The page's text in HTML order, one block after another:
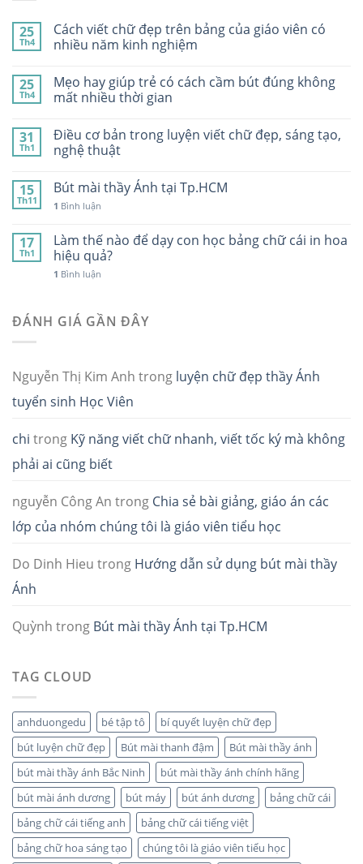
25
Th4
Cách viết chữ đẹp trên bảng của giáo viên có
nhiều năm kinh nghiệm
25
Th4
Mẹo hay giúp trẻ có cách cầm bút đúng không
mất nhiều thời gian
31
Th1
Điều cơ bản trong luyện viết chữ đẹp, sáng tạo,
nghệ thuật
15
Th11
Bút mài thầy Ánh tại Tp.HCM
1 Bình luận
17
Th1
Làm thế nào để dạy con học bảng chữ cái in hoa
hiệu quả?
1 Bình luận
ĐÁNH GIÁ GẦN ĐÂY
Nguyễn Thị Kim Anh trong luyện chữ đẹp thầy Ánh
tuyển sinh Học Viên
chi trong Kỹ năng viết chữ nhanh, viết tốc ký mà không
phải ai cũng biết
nguyễn Công An trong Chia sẻ bài giảng, giáo án các
lớp của nhóm chúng tôi là giáo viên tiểu học
Do Dinh Hieu trong Hướng dẫn sử dụng bút mài thầy
Ánh
Quỳnh trong Bút mài thầy Ánh tại Tp.HCM
TAG CLOUD
anhduongedu bé tập tô
bí quyết luyện chữ đẹp
bút luyện chữ đẹp
Bút mài thanh đậm
Bút mài thầy ánh
bút mài thầy ánh Bắc Ninh
bút mài thầy ánh chính hãng
bút mài ánh dương
bút máy bút ánh dương
bảng chữ cái
bảng chữ cái tiếng anh
bảng chữ cái tiếng việt
bảng chữ hoa sáng tạo
chúng tôi là giáo viên tiểu học